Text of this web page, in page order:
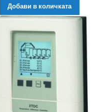
Добави в количката